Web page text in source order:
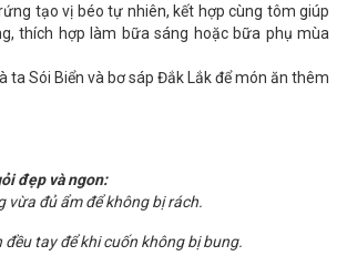
tạo vị béo tự nhiên, kết hợp cùng tôm giúp
thích hợp làm bữa sáng hoặc bữa phụ mùa
ta Sói Biển và bơ sáp Đắk Lắk để món ăn thêm
đẹp và ngon:
vừa đủ ẩm để không bị rách.
đều tay để khi cuốn không bị bung.